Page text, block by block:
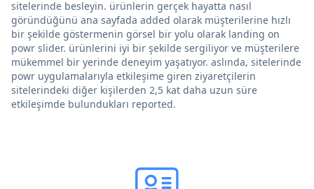
sitelerinde besleyin. ürünlerin gerçek hayatta nasıl
göründüğünü ana sayfada added olarak müşterilerine hızlı
bir şekilde göstermenin görsel bir yolu olarak landing on
powr slider. ürünlerini iyi bir şekilde sergiliyor ve müşterilere
mükemmel bir yerinde deneyim yaşatıyor. aslında, sitelerinde
powr uygulamalarıyla etkileşime giren ziyaretçilerin
sitelerindeki diğer kişilerden 2,5 kat daha uzun süre
etkileşimde bulundukları reported.